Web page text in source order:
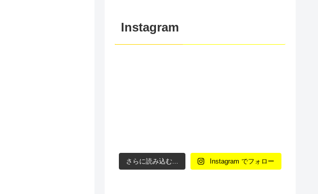
Instagram
さらに読み込む... Instagram でフォロー